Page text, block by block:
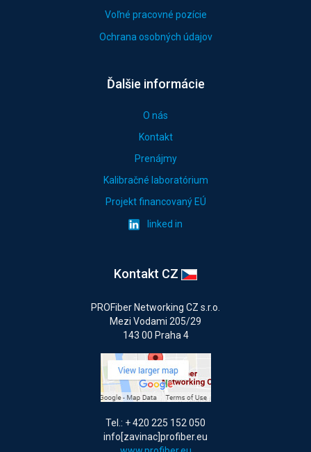
Voľné pracovné pozície
Ochrana osobných údajov
Ďalšie informácie
O nás
Kontakt
Prenájmy
Kalibračné laboratórium
Projekt financovaný EÚ
linked in
Kontakt CZ
PROFiber Networking CZ s.r.o.
Mezi Vodami 205/29
143 00 Praha 4
Tel.: + 420 225 152 050
info[zavinac]profiber.eu